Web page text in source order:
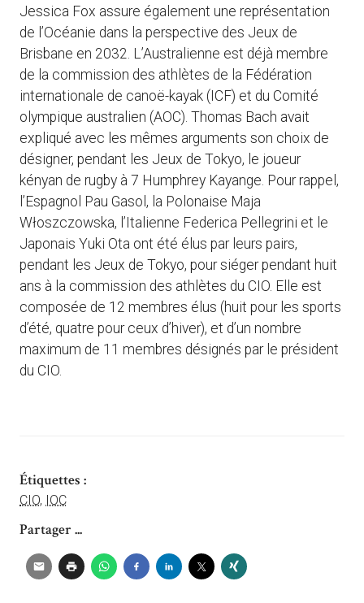
Jessica Fox assure également une représentation
de l’Océanie dans la perspective des Jeux de
Brisbane en 2032. L’Australienne est déjà membre
de la commission des athlètes de la Fédération
internationale de canoë-kayak (ICF) et du Comité
olympique australien (AOC). Thomas Bach avait
expliqué avec les mêmes arguments son choix de
désigner, pendant les Jeux de Tokyo, le joueur
kényan de rugby à 7 Humphrey Kayange. Pour rappel,
l’Espagnol Pau Gasol, la Polonaise Maja
Włoszczowska, l’Italienne Federica Pellegrini et le
Japonais Yuki Ota ont été élus par leurs pairs,
pendant les Jeux de Tokyo, pour siéger pendant huit
ans à la commission des athlètes du CIO. Elle est
composée de 12 membres élus (huit pour les sports
d’été, quatre pour ceux d’hiver), et d’un nombre
maximum de 11 membres désignés par le président
du CIO.
Étiquettes :
CIO, IOC
Partager ...